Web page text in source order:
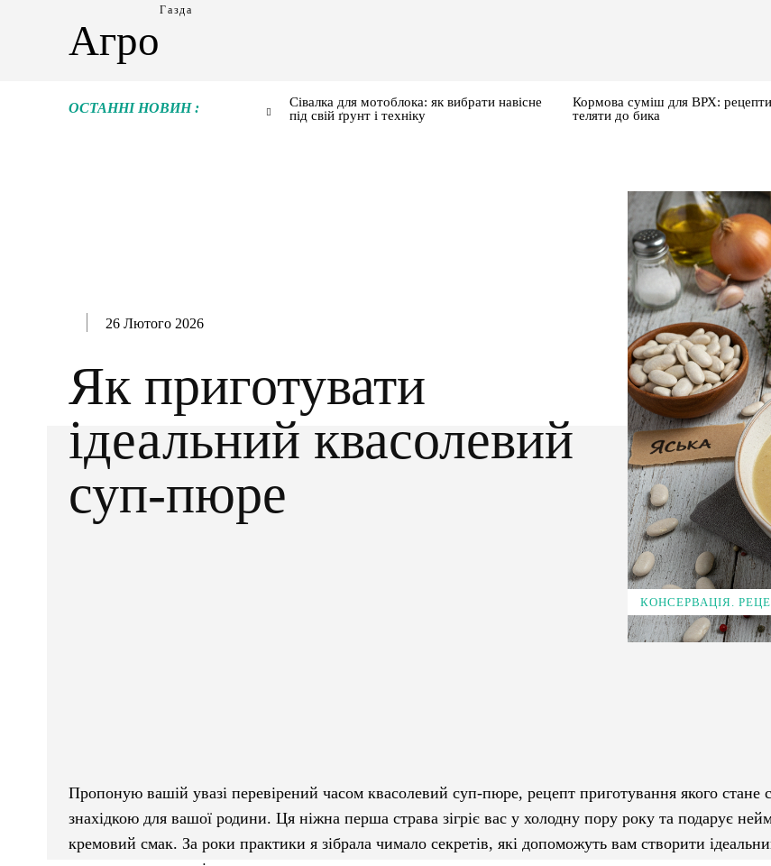
Агро
Газда
ОСТАННІ НОВИН :
Сівалка для мотоблока: як вибрати навісне
під свій ґрунт і техніку
Кормова суміш для ВРХ: рецепти
теляти до бика
26 Лютого 2026
Як приготувати
ідеальний квасолевий
суп-пюре
КОНСЕРВАЦІЯ.
Пропоную вашій увазі перевірений часом квасолевий суп-пюре, рецепт приготування якого стане
знахідкою для вашої родини. Ця ніжна перша страва зігріє вас у холодну пору року та подарує
кремовий смак. За роки практики я зібрала чимало секретів, які допоможуть вам створити